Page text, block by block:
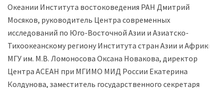
Океании Института востоковедения РАН Дмитрий
Мосяков, руководитель Центра современных
исследований по Юго-Восточной Азии и Азиатско-
Тихоокеанскому региону Института стран Азии и Африки
МГУ им. М.В. Ломоносова Оксана Новакова, директор
Центра АСЕАН при МГИМО МИД России Екатерина
Колдунова, заместитель государственного секретаря